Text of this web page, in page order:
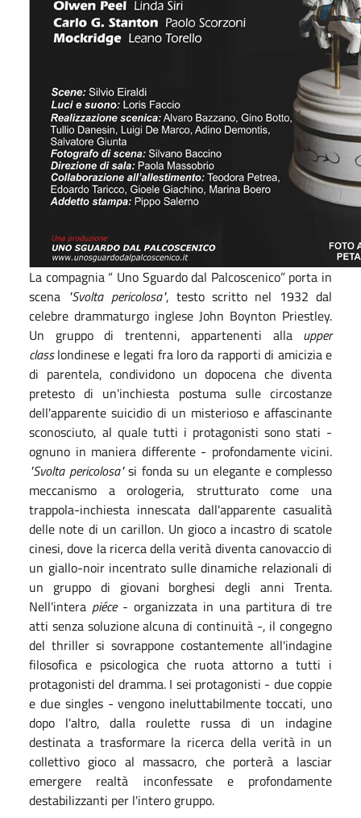
La compagnia “ Uno Sguardo dal Palcoscenico” porta in
scena "Svolta pericolosa", testo scritto nel 1932 dal
celebre drammaturgo inglese John Boynton Priestley.
Un gruppo di trentenni, appartenenti alla upper
classlondinese e legati fra loro da rapporti di amicizia e
di parentela, condividono un dopocena che diventa
pretesto di un'inchiesta postuma sulle circostanze
dell'apparente suicidio di un misterioso e affascinante
sconosciuto, al quale tutti i protagonisti sono stati -
ognuno in maniera differente - profondamente vicini.
"Svolta pericolosa"si fonda su un elegante e complesso
meccanismo a orologeria, strutturato come una
trappola-inchiesta innescata dall'apparente casualità
delle note di un carillon. Un gioco a incastro di scatole
cinesi, dove la ricerca della verità diventa canovaccio di
un giallo-noir incentrato sulle dinamiche relazionali di
un gruppo di giovani borghesi degli anni Trenta.
Nell'intera piéce- organizzata in una partitura di tre
atti senza soluzione alcuna di continuità -, il congegno
del thriller si sovrappone costantemente all'indagine
filosofica e psicologica che ruota attorno a tutti i
protagonisti del dramma. I sei protagonisti - due coppie
e due singles - vengono ineluttabilmente toccati, uno
dopo l'altro, dalla roulette russa di un indagine
destinata a trasformare la ricerca della verità in un
collettivo gioco al massacro, che porterà a lasciar
emergere realtà inconfessate e profondamente
destabilizzanti per l'intero gruppo.